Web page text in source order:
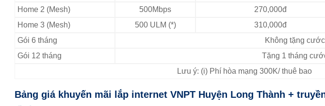
Home 2 (Mesh)
500Mbps 270,000đ
Home 3 (Mesh)
500 ULM (*) 310,000đ
Gói 6 tháng
Không tặng cước
Gói 12 tháng
Tặng 1 tháng
Lưu ý: (i) Phí hòa mạng 300K/ thuê bao
Bảng giá khuyến mãi lắp internet VNPT Huyện Long Thành +